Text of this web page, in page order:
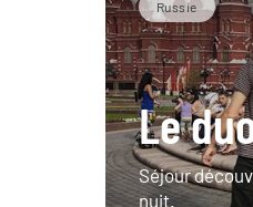
Russie
Le
Séjour
nuit.